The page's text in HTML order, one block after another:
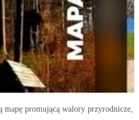
promującą walory przyrodnicze,